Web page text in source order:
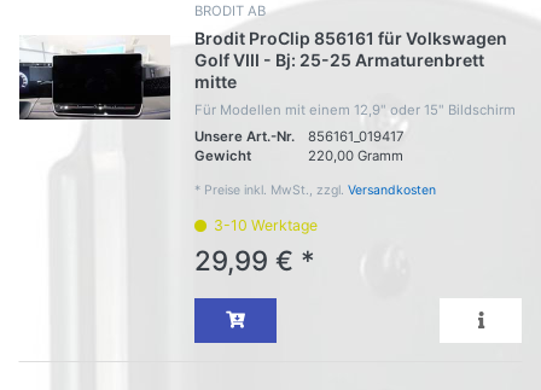
BRODIT AB
Brodit ProClip 856161 für Volkswagen
Golf VIII - Bj: 25-25 Armaturenbrett
mitte
Für Modellen mit einem 12,9" oder 15" Bildschirm
Unsere Art.-Nr.
856161_019417
Gewicht
220,00 Gramm
* Preise inkl. MwSt., zzgl. Versandkosten
3-10 Werktage
29,99 € *